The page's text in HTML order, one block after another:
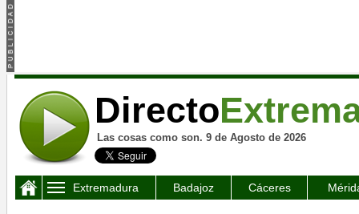
Directo
Las cosas como son. 9 de Agosto de 2026
Extremadura Badajoz Cáceres